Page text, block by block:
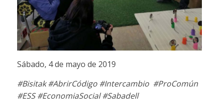
Sábado, 4 de mayo de 2019
#Bisitak #AbrirCódigo #Intercambio #ProComún
#ESS #EconomiaSocial #Sabadell